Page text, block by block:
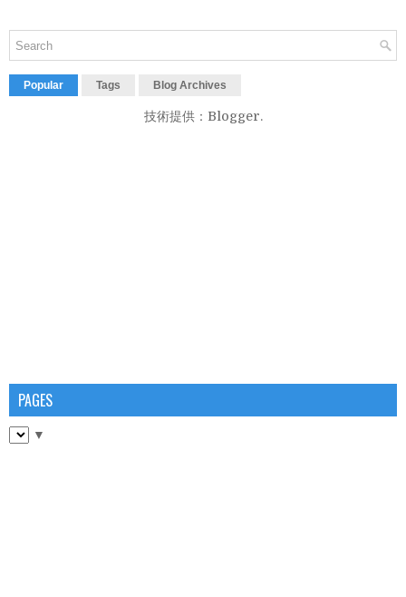
Popular Tags Blog Archives
技術提供： Blogger.
PAGES
▼